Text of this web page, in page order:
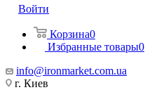
Войти
Корзина0
Избранные товары0
info@ironmarket.com.ua
г. Киев